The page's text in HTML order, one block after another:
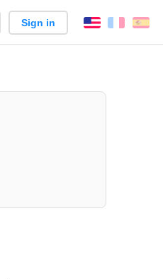
Sign in English